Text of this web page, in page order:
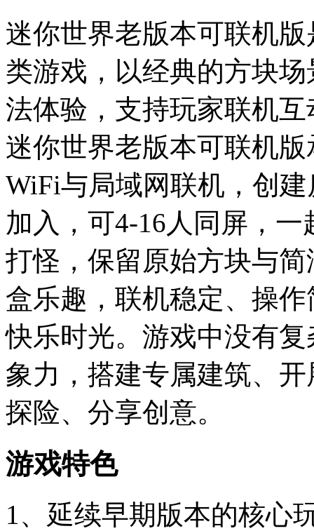
迷你世界老版本可联机
类游戏，以经典的方块
法体验，支持玩家联机
迷你世界老版本可联机
WiFi与局域网联机，创
加入，可4-16人同屏，
打怪，保留原始方块与
盒乐趣，联机稳定、操
快乐时光。游戏中没有
象力，搭建专属建筑、
探险、分享创意。
游戏特色
1、延续早期版本的核心